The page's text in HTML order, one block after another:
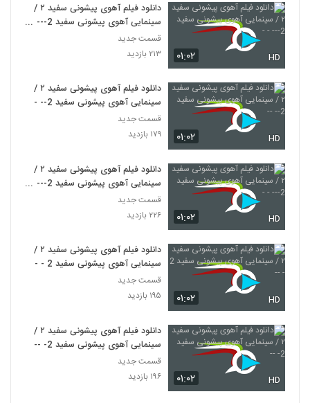
۰۱:۰۲ HD
دانلود فیلم آهوی پیشونی سفید ۲ /
سینمایی آهوی پیشونی سفید 2--- -
-
قسمت جدید
۲۱۳ بازدید
۰۱:۰۲ HD
دانلود فیلم آهوی پیشونی سفید ۲ /
سینمایی آهوی پیشونی سفید 2-- --
قسمت جدید
۱۷۹ بازدید
۰۱:۰۲ HD
دانلود فیلم آهوی پیشونی سفید ۲ /
سینمایی آهوی پیشونی سفید 2--- -
-
قسمت جدید
۲۲۶ بازدید
۰۱:۰۲ HD
دانلود فیلم آهوی پیشونی سفید ۲ /
سینمایی آهوی پیشونی سفید 2 - --
قسمت جدید
۱۹۵ بازدید
۰۱:۰۲ HD
دانلود فیلم آهوی پیشونی سفید ۲ /
سینمایی آهوی پیشونی سفید 2- --
قسمت جدید
۱۹۶ بازدید